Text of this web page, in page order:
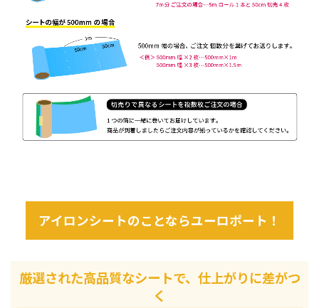
アイロンシートのことならユーロポート！
厳選された高品質なシートで、仕上がりに差がつ
く